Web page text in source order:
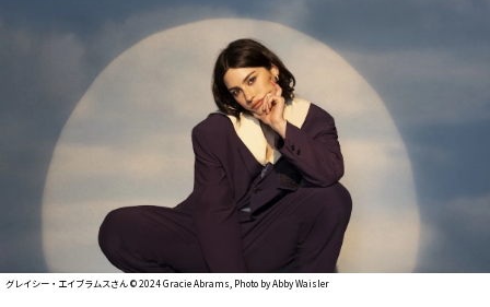
グレイシー・エイブラムスさん ©︎ 2024 Gracie Abrams, Photo by Abby Waisler